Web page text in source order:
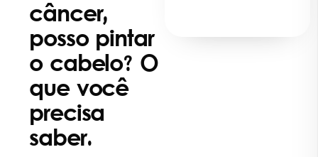
câncer,
posso pintar
o cabelo? O
que você
precisa
saber.